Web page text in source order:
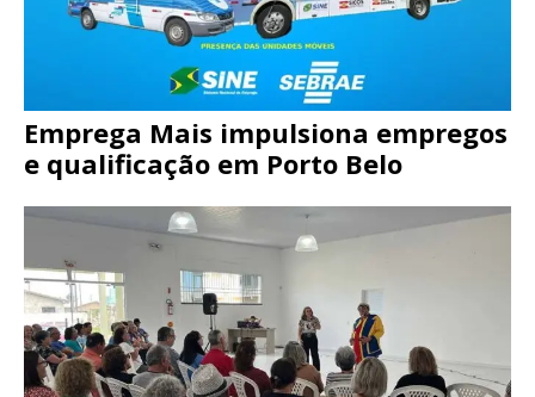
Emprega Mais impulsiona empregos
e qualificação em Porto Belo